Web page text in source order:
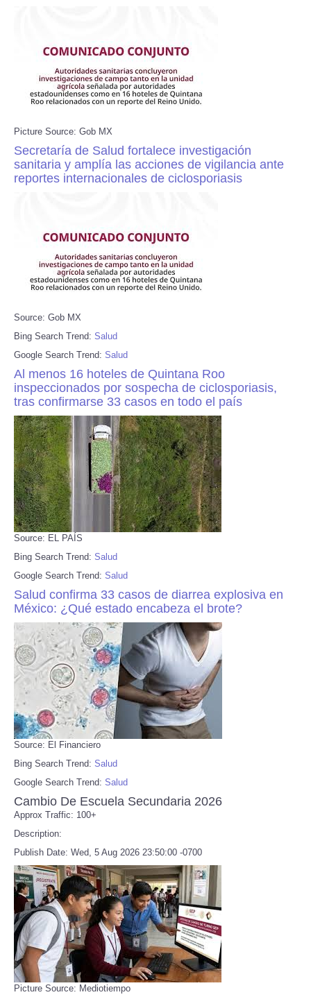
Picture Source: Gob MX
Secretaría de Salud fortalece investigación
sanitaria y amplía las acciones de vigilancia ante
reportes internacionales de ciclosporiasis
Source: Gob MX
Bing Search Trend: Salud
Google Search Trend: Salud
Al menos 16 hoteles de Quintana Roo
inspeccionados por sospecha de ciclosporiasis,
tras confirmarse 33 casos en todo el país
Source: EL PAÍS
Bing Search Trend: Salud
Google Search Trend: Salud
Salud confirma 33 casos de diarrea explosiva en
México: ¿Qué estado encabeza el brote?
Source: El Financiero
Bing Search Trend: Salud
Google Search Trend: Salud
Cambio De Escuela Secundaria 2026
Approx Traffic: 100+
Description:
Publish Date: Wed, 5 Aug 2026 23:50:00 -0700
Picture Source: Mediotiempo